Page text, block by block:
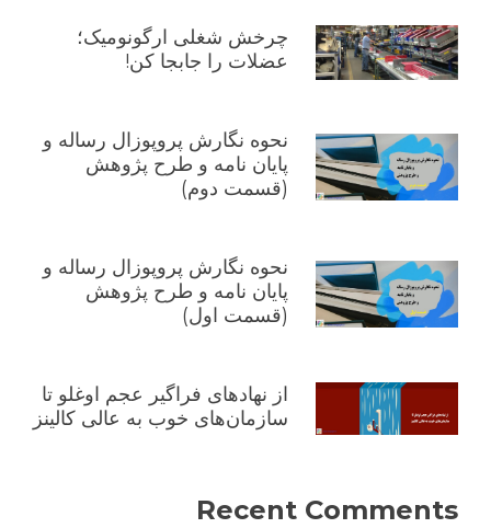
چرخش شغلی ارگونومیک؛
عضلات را جابجا کن!
نحوه نگارش پروپوزال رساله و
پایان نامه و طرح پژوهش
(قسمت دوم)
نحوه نگارش پروپوزال رساله و
پایان نامه و طرح پژوهش
(قسمت اول)
از نهادهای فراگیر عجم اوغلو تا
سازمان‌های خوب به عالی کالینز
Recent Comments